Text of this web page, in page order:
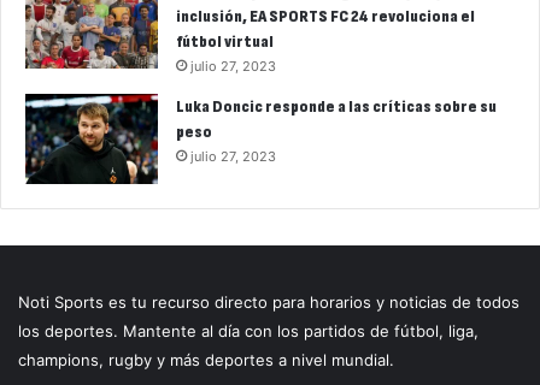
inclusión, EA SPORTS FC 24 revoluciona el
fútbol virtual
julio 27, 2023
Luka Doncic responde a las críticas sobre su
peso
julio 27, 2023
Noti Sports es tu recurso directo para horarios y noticias de todos
los deportes. Mantente al día con los partidos de fútbol, liga,
champions, rugby y más deportes a nivel mundial.